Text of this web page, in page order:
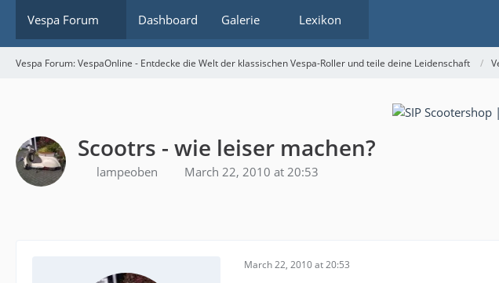
Vespa Forum Dashboard Galerie Lexikon
Vespa Forum: VespaOnline - Entdecke die Welt der klassischen Vespa-Roller und teile deine Leidenschaft
Scootrs - wie leiser machen?
lampeoben March 22, 2010 at 20:53
March 22, 2010 at 20:53